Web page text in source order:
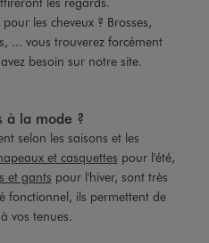
les cheveux ? Brosses,
... vous trouverez forcément
besoin sur notre site.
à la mode ?
selon les saisons et les
et casquettes pour l'été,
et gants pour l'hiver, sont très
fonctionnel, ils permettent de
vos tenues.